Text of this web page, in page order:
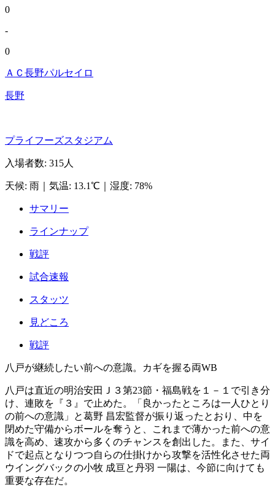
0
-
0
ＡＣ長野パルセイロ
長野
プライフーズスタジアム
入場者数: 315人
天候: 雨 気温: 13.1℃ 湿度: 78%
サマリー
ラインナップ
戦評
試合速報
スタッツ
見どころ
戦評
八戸が継続したい前への意識。カギを握る両WB
八戸は直近の明治安田Ｊ３第23節・福島戦を１－１で引き分
け、連敗を『３』で止めた。「良かったところは一人ひとり
の前への意識」と葛野 昌宏監督が振り返ったとおり、中を
閉めた守備からボールを奪うと、これまで薄かった前への意
識を高め、速攻から多くのチャンスを創出した。また、サイ
ドで起点となりつつ自らの仕掛けから攻撃を活性化させた両
ウイングバックの小牧 成亘と丹羽 一陽は、今節に向けても
重要な存在だ。